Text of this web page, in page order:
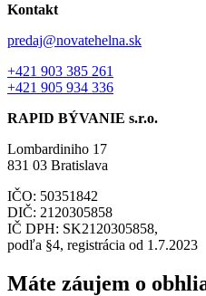
Kontakt
predaj@novatehelna.sk
+421 903 385 261
+421 905 934 336
RAPID BÝVANIE s.r.o.
Lombardiniho 17
831 03 Bratislava
IČO: 50351842
DIČ: 2120305858
IČ DPH: SK2120305858,
podľa §4, registrácia od 1.7.2023
Máte záujem o